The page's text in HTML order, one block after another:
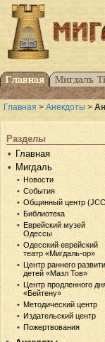
Главная > Анекдоты >
Разделы
Главная
Мигдаль
Новости
События
Общинный центр
Библиотека
Еврейский музей
Одессы
Одесский еврейский
театр «Мигдаль-ор»
Центр раннего
детей «Мазл Тов»
Центр продленного
«Бейтену»
Методический центр
Издательский центр
Пожертвования